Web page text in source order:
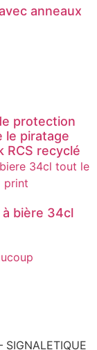
anneaux
protection
le piratage
RCS recyclé
bière 34cl
SIGNALETIQUE